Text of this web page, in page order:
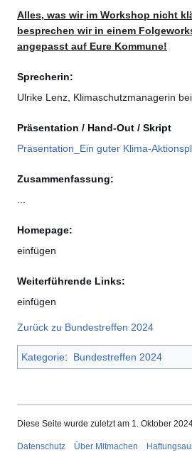
Alles, was wir im Workshop nicht
besprechen wir in einem
angepasst auf Eure Kommune!
Sprecherin:
Ulrike Lenz, Klimaschutzmanagerin
Präsentation / Hand-Out / Skript
Präsentation_Ein guter Klima-
Zusammenfassung:
...
Homepage:
einfügen
Weiterführende Links:
einfügen
Zurück zu Bundestreffen 2024
Kategorie: Bundestreffen 2024
Diese Seite wurde zuletzt am 1. Oktober
Datenschutz Über Mitmachen